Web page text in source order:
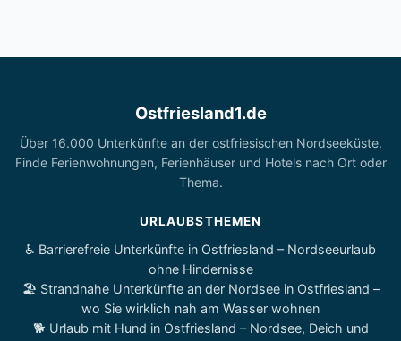
Ostfriesland1.de
Über 16.000 Unterkünfte an der ostfriesischen Nordseeküste.
Finde Ferienwohnungen, Ferienhäuser und Hotels nach Ort oder
Thema.
URLAUBSTHEMEN
♿ Barrierefreie Unterkünfte in Ostfriesland – Nordseeurlaub
ohne Hindernisse
🏖️ Strandnahe Unterkünfte an der Nordsee in Ostfriesland –
wo Sie wirklich nah am Wasser wohnen
🐕 Urlaub mit Hund in Ostfriesland – Nordsee, Deich und